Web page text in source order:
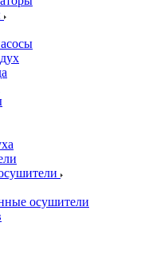
осушители